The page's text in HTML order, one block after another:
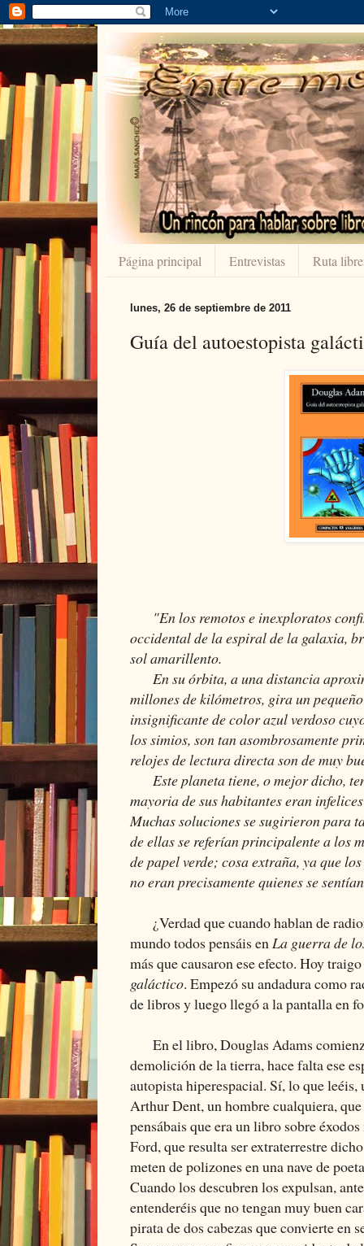
Página principal Entrevistas Ruta
lunes, 26 de septiembre de 2011
Guía del autoestopista
"En los remotos e inexploratos
occidental de la espiral de la galaxia,
sol amarillento.
En su órbita, a una distancia
millones de kilómetros, gira un
insignificante de color azul verdoso
los simios, son tan asombrosamente
relojes de lectura directa son de muy
Este planeta tiene, o mejor dicho,
mayoria de sus habitantes eran
Muchas soluciones se sugirieron para
de ellas se referían principalente a los
de papel verde; cosa extraña, ya que
no eran precisamente quienes se
¿Verdad que cuando hablan de
mundo todos pensáis enLa guerra de
más que causaron ese efecto. Hoy
galáctico. Empezó su andadura como
de libros y luego llegó a la pantalla en
En el libro, Douglas Adams
demolición de la tierra, hace falta ese
autopista hiperespacial. Sí, lo que leéis,
Arthur Dent, un hombre cualquiera,
pensábais que era un libro sobre
Ford, que resulta ser extraterrestre
meten de polizones en una nave de
Cuando los descubren los expulsan,
entenderéis que no tengan muy buen
pirata de dos cabezas que convierte en